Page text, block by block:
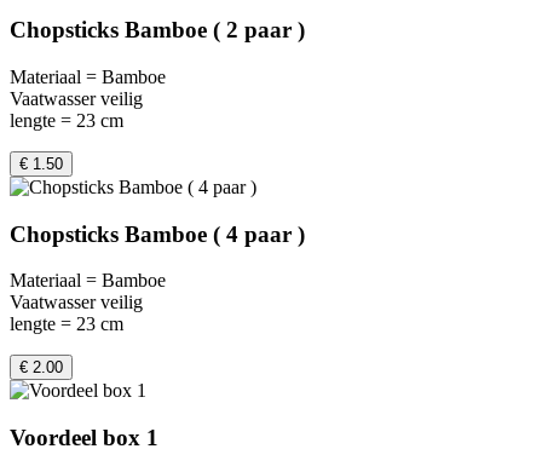
Chopsticks Bamboe ( 2 paar )
Materiaal = Bamboe
Vaatwasser veilig
lengte = 23 cm
€ 1.50
Chopsticks Bamboe ( 4 paar )
Materiaal = Bamboe
Vaatwasser veilig
lengte = 23 cm
€ 2.00
Voordeel box 1